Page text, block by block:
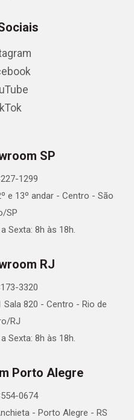
SP
1299
e 13º andar - Centro - São
SP
Sexta: 8h às 18h.
RJ
3320
Sala 820 - Centro - Rio de
RJ
Sexta: 8h às 18h.
Porto Alegre
0674
- Porto Alegre - RS